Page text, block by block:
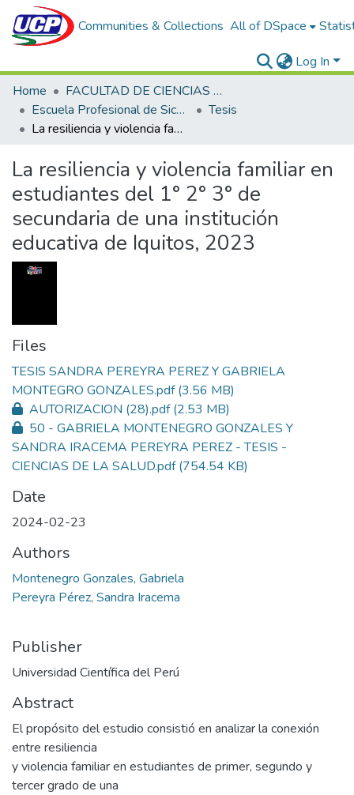
Communities & Collections All of DSpace
Log In
Home
FACULTAD DE CIENCIAS DE LA SALUD
Escuela Profesional de Sicología
Tesis
La resiliencia y violencia familiar en estudiantes del 1° 2° 3° de secundaria de una institución educativa de Iquitos, 2023
La resiliencia y violencia familiar en
estudiantes del 1° 2° 3° de
secundaria de una institución
educativa de Iquitos, 2023
Files
TESIS SANDRA PEREYRA PEREZ Y GABRIELA
MONTEGRO GONZALES.pdf(3.56 MB)
AUTORIZACION (28).pdf(2.53 MB)
50 - GABRIELA MONTENEGRO GONZALES Y
SANDRA IRACEMA PEREYRA PEREZ - TESIS -
CIENCIAS DE LA SALUD.pdf(754.54 KB)
Date
2024-02-23
Authors
Montenegro Gonzales, Gabriela
Pereyra Pérez, Sandra Iracema
Publisher
Universidad Científica del Perú
Abstract
El propósito del estudio consistió en analizar la conexión
entre resiliencia
y violencia familiar en estudiantes de primer, segundo y
tercer grado de una